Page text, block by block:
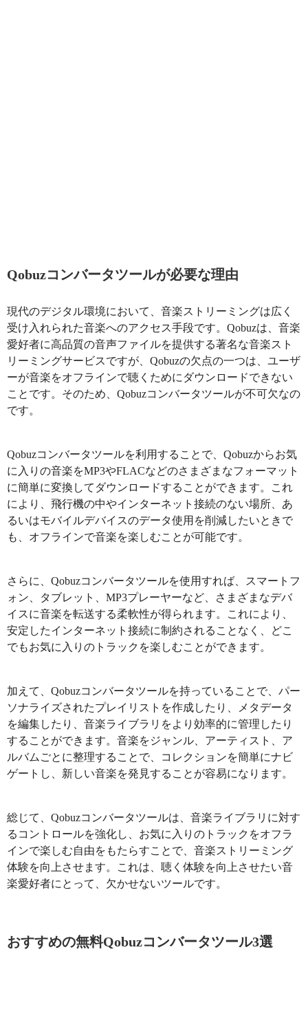
Qobuzコンバータツールが必要な理由
現代のデジタル環境において、音楽ストリーミングは広く
受け入れられた音楽へのアクセス手段です。Qobuzは、音楽
愛好者に高品質の音声ファイルを提供する著名な音楽スト
リーミングサービスですが、Qobuzの欠点の一つは、ユーザ
ーが音楽をオフラインで聴くためにダウンロードできない
ことです。そのため、Qobuzコンバータツールが不可欠なの
です。
Qobuzコンバータツールを利用することで、Qobuzからお気
に入りの音楽をMP3やFLACなどのさまざまなフォーマット
に簡単に変換してダウンロードすることができます。これ
により、飛行機の中やインターネット接続のない場所、あ
るいはモバイルデバイスのデータ使用を削減したいときで
も、オフラインで音楽を楽しむことが可能です。
さらに、Qobuzコンバータツールを使用すれば、スマートフ
ォン、タブレット、MP3プレーヤーなど、さまざまなデバ
イスに音楽を転送する柔軟性が得られます。これにより、
安定したインターネット接続に制約されることなく、どこ
でもお気に入りのトラックを楽しむことができます。
加えて、Qobuzコンバータツールを持っていることで、パー
ソナライズされたプレイリストを作成したり、メタデータ
を編集したり、音楽ライブラリをより効率的に管理したり
することができます。音楽をジャンル、アーティスト、ア
ルバムごとに整理することで、コレクションを簡単にナビ
ゲートし、新しい音楽を発見することが容易になります。
総じて、Qobuzコンバータツールは、音楽ライブラリに対す
るコントロールを強化し、お気に入りのトラックをオフラ
インで楽しむ自由をもたらすことで、音楽ストリーミング
体験を向上させます。これは、聴く体験を向上させたい音
楽愛好者にとって、欠かせないツールです。
おすすめの無料Qobuzコンバータツール3選